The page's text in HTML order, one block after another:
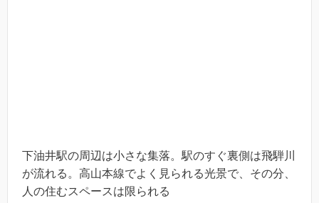
下油井駅の周辺は小さな集落。駅のすぐ裏側は飛騨川
が流れる。高山本線でよく見られる光景で、その分、
人の住むスペースは限られる